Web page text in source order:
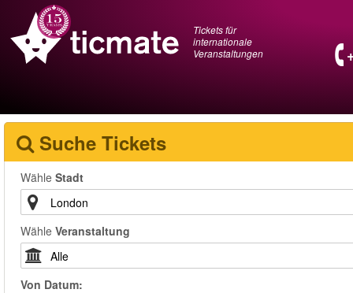
Tickets für
internationale
Veranstaltungen
Suche Tickets
Wähle Stadt
Wähle Veranstaltung
Von Datum: